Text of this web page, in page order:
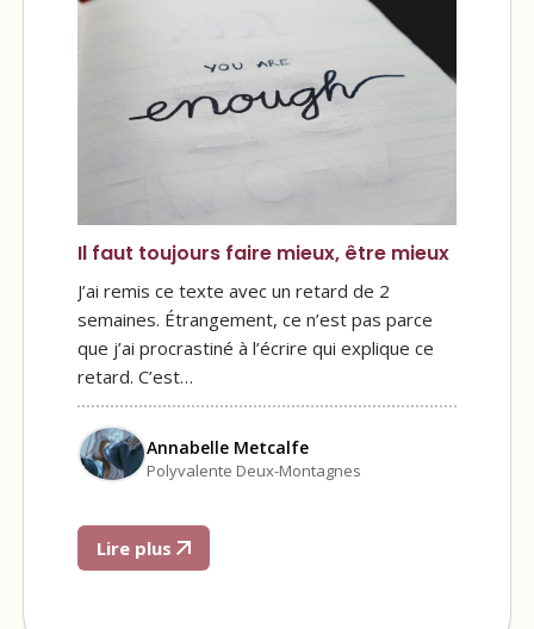
Il faut toujours faire mieux, être mieux
J’ai remis ce texte avec un retard de 2
semaines. Étrangement, ce n’est pas parce
que j’ai procrastiné à l’écrire qui explique ce
retard. C’est…
Annabelle Metcalfe
Polyvalente Deux-Montagnes
Lire plus